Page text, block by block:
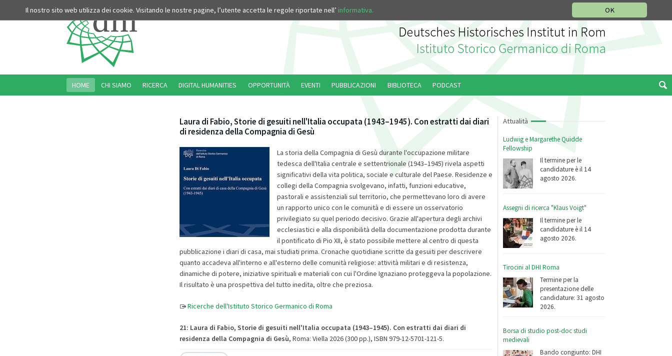
OK
Il nostro sito web utilizza dei cookie. Visitando le nostre pagine, l’utente accetta le regole riportate nell’ informativa.
Attualità
Ludwig e Margarethe Quidde
Fellowship
Il termine per le
candidature è il 14
agosto 2026.
Assegni di ricerca "Klaus Voigt"
Il termine per le
candidature è il 14
agosto 2026.
Tirocini al DHI Roma
Termine per la
presentazione delle
candidature: 31 agosto
2026.
Borsa di studio post-doc studi
medievali
Bando congiunto: DHI
Laura di Fabio, Storie di gesuiti nell'Italia occupata (1943–1945). Con estratti dai diari
di residenza della Compagnia di Gesù
La storia della Compagnia di Gesù durante l'occupazione militare
tedesca dell'Italia centrale e settentrionale (1943–1945) rivela aspetti
significativi della vita politica, sociale e culturale del Paese. Residenze e
collegi della Compagnia svolgevano, infatti, funzioni educative,
pastorali e assistenziali sul territorio, che permettevano loro di avere
un rapporto unico con le comunità e di essere un osservatorio
privilegiato su quel periodo decisivo. Grazie all'apertura degli archivi
ecclesiastici e alla disponibilità della documentazione prodotta durante
il pontificato di Pio XII, è stato possibile mettere al centro di questa
pubblicazione i diari di casa, mai studiati prima. Cronache quotidiane scritte da gesuiti per descrivere
quanto accadeva all'interno e all'esterno delle comunità religiose: attività militari e di resistenza,
dinamiche di potere, iniziative spirituali e materiali con cui l'Ordine Ignaziano proteggeva la popolazione.
Il risultato è una prospettiva del tutto inedita, oltre che preziosa.
Ricerche dell'Istituto Storico Germanico di Roma
21: Laura di Fabio, Storie di gesuiti nell'Italia occupata (1943–1945). Con estratti dai diari di
residenza della Compagnia di Gesù, Roma: Viella 2026 (300 pp.), ISBN 979-12-5701-121-5.
HOME CHI SIAMO RICERCA DIGITAL HUMANITIES OPPORTUNITÀ EVENTI PUBBLICAZIONI BIBLIOTECA PODCAST